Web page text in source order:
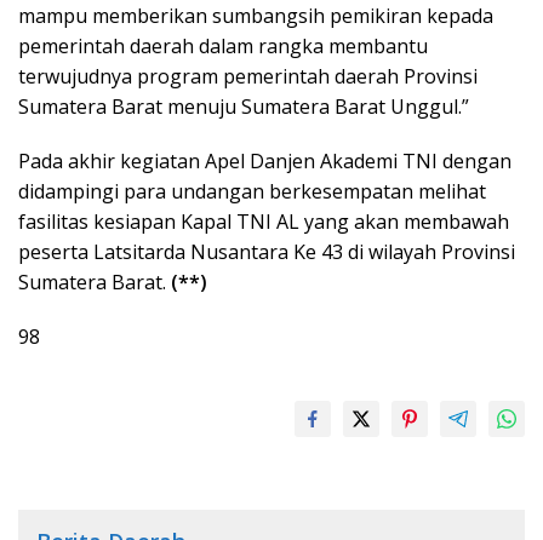
mampu memberikan sumbangsih pemikiran kepada
pemerintah daerah dalam rangka membantu
terwujudnya program pemerintah daerah Provinsi
Sumatera Barat menuju Sumatera Barat Unggul.”
Pada akhir kegiatan Apel Danjen Akademi TNI dengan
didampingi para undangan berkesempatan melihat
fasilitas kesiapan Kapal TNI AL yang akan membawah
peserta Latsitarda Nusantara Ke 43 di wilayah Provinsi
Sumatera Barat. (**)
98